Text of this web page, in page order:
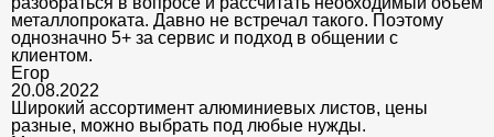
металлопроката. Давно не встречал такого. Поэтому
однозначно 5+ за сервис и подход в общении с
клиентом.
Егор
20.08.2022
Широкий ассортимент алюминиевых листов, цены
разные, можно выбрать под любые нужды.